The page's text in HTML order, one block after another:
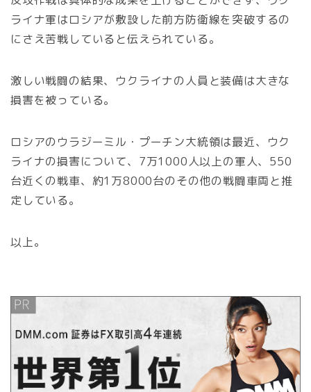
ライナ軍はロシアが敷設した前方防衛線を突破するの
にさえ苦戦していると伝えられている。
激しい戦闘の結果、ウクライナの人員と装備は大きな
損害を被っている。
ロシアのウラジーミル・プーチン大統領は最近、ウク
ライナの損害について、7万1000人以上の軍人、550
台近くの戦車、約1万8000台のその他の戦闘車両と推
定している。
以上。